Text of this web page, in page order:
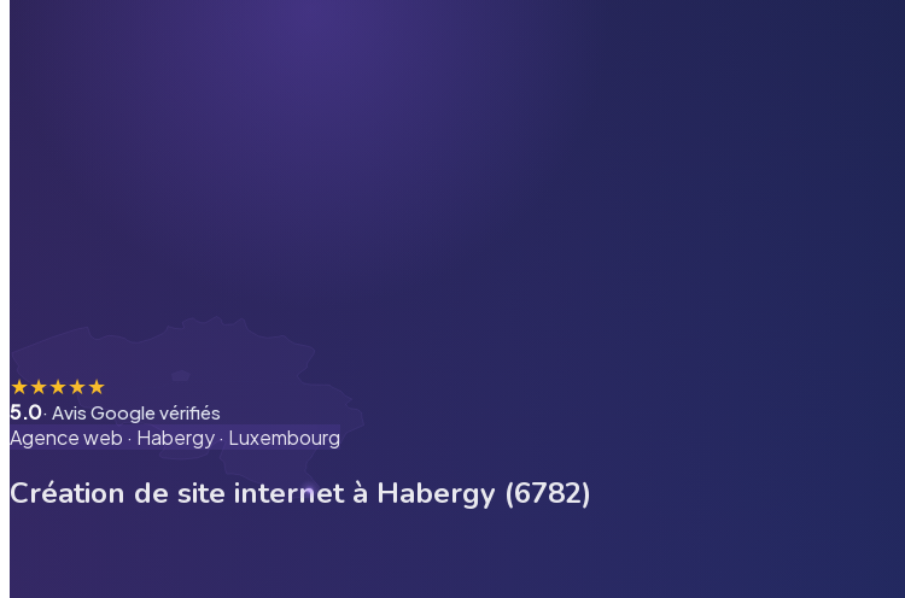
★★★★★
5.0· Avis Google vérifiés
Agence web · Habergy· Luxembourg
Création de site internet à Habergy (6782)